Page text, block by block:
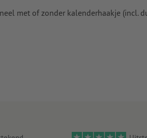
met of zonder kalenderhaakje (incl.